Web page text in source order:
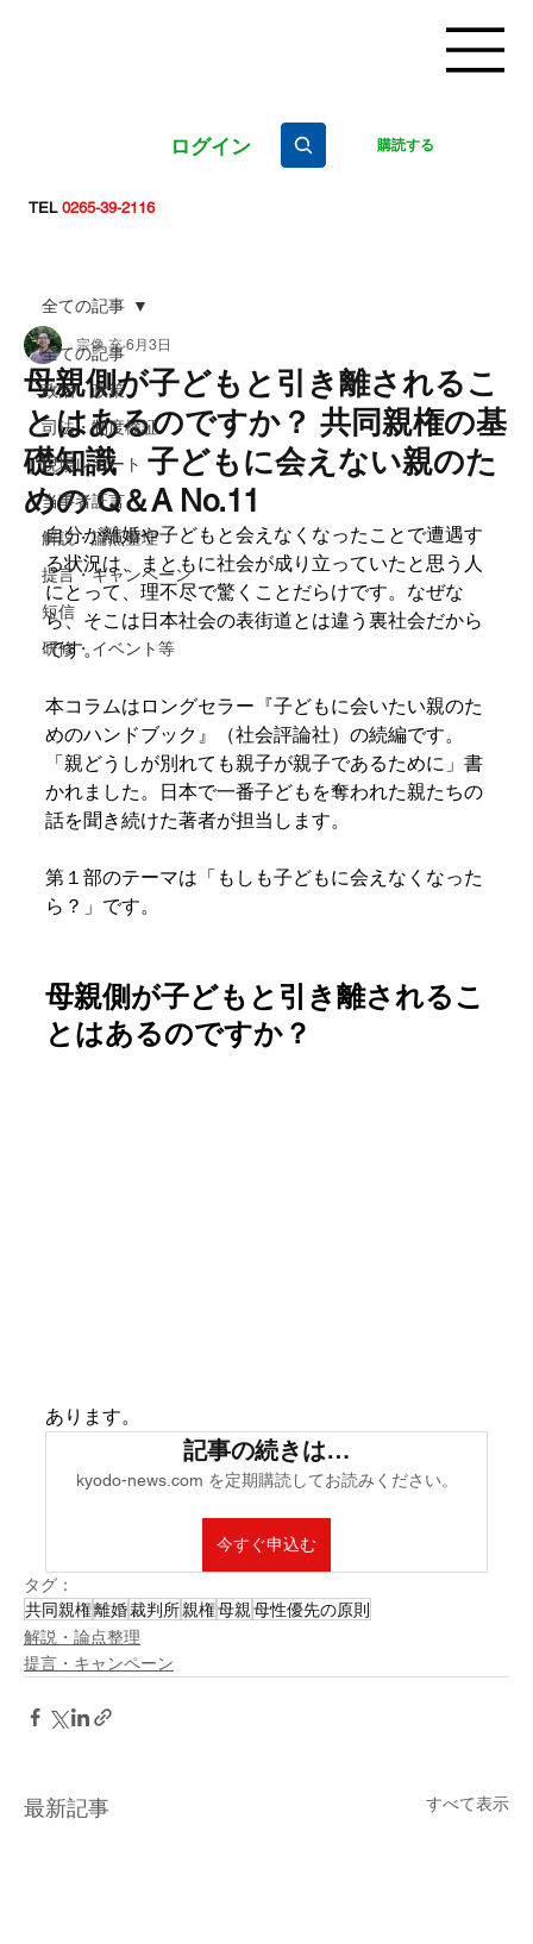
ログイン 購読する
TEL0265-39-2116
全ての記事
政治・政策
司法・制度検証
現場レポート
当事者証言
解説・論点整理
提言・キャンペーン
短信
研修・イベント等
全ての記事
母親側が子どもと引き離されるこ
とはあるのですか？ 共同親権の基
礎知識 子どもに会えない親のた
めの Q＆A No.11
宗像 充 6月3日
自分が離婚や子どもと会えなくなったことで遭遇す
る状況は、まともに社会が成り立っていたと思う人
にとって、理不尽で驚くことだらけです。なぜな
ら、そこは日本社会の表街道とは違う裏社会だから
です。
本コラムはロングセラー『子どもに会いたい親のた
めのハンドブック』（社会評論社）の続編です。
「親どうしが別れても親子が親子であるために」書
かれました。日本で一番子どもを奪われた親たちの
話を聞き続けた著者が担当します。
第１部のテーマは「もしも子どもに会えなくなった
ら？」です。
母親側が子どもと引き離されるこ
とはあるのですか？
あります。
記事の続きは…
kyodo-news.com を定期購読してお読みください。
今すぐ申込む
タグ：
共同親権離婚裁判所親権母親母性優先の原則
解説・論点整理
提言・キャンペーン
最新記事 すべて表示